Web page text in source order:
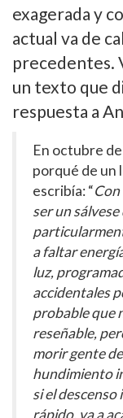
exagerada y
actual va de
precedentes.
un texto que
respuesta a
En octubre
porqué de un
escribía: “
ser un
a faltar
luz,
accidentales
probable que
reseñable,
morir gente
hundimiento
si el
rápido, va a